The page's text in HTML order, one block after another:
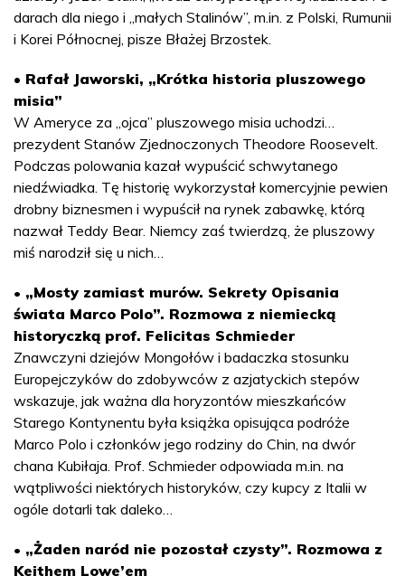
darach dla niego i „małych Stalinów”, m.in. z Polski, Rumunii
i Korei Północnej, pisze Błażej Brzostek.
• Rafał Jaworski, „Krótka historia pluszowego
misia”
W Ameryce za „ojca” pluszowego misia uchodzi…
prezydent Stanów Zjednoczonych Theodore Roosevelt.
Podczas polowania kazał wypuścić schwytanego
niedźwiadka. Tę historię wykorzystał komercyjnie pewien
drobny biznesmen i wypuścił na rynek zabawkę, którą
nazwał Teddy Bear. Niemcy zaś twierdzą, że pluszowy
miś narodził się u nich…
• „Mosty zamiast murów. Sekrety Opisania
świata Marco Polo”. Rozmowa z niemiecką
historyczką prof. Felicitas Schmieder
Znawczyni dziejów Mongołów i badaczka stosunku
Europejczyków do zdobywców z azjatyckich stepów
wskazuje, jak ważna dla horyzontów mieszkańców
Starego Kontynentu była książka opisująca podróże
Marco Polo i członków jego rodziny do Chin, na dwór
chana Kubiłaja. Prof. Schmieder odpowiada m.in. na
wątpliwości niektórych historyków, czy kupcy z Italii w
ogóle dotarli tak daleko…
• „Żaden naród nie pozostał czysty”. Rozmowa z
Keithem Lowe’em